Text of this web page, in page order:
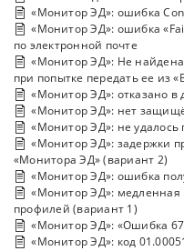
«Монитор ЭД»: ошибка
«Монитор ЭД»: ошибка
по электронной почте
«Монитор ЭД»: Не
при попытке передать ее из
«Монитор ЭД»: отказано в
«Монитор ЭД»: нет
«Монитор ЭД»: не удалось
«Монитор ЭД»: задержки
«Монитора ЭД» (вариант 2)
«Монитор ЭД»: ошибка
«Монитор ЭД»: медленная
профилей (вариант 1)
«Монитор ЭД»: «Ошибка
«Монитор ЭД»: код